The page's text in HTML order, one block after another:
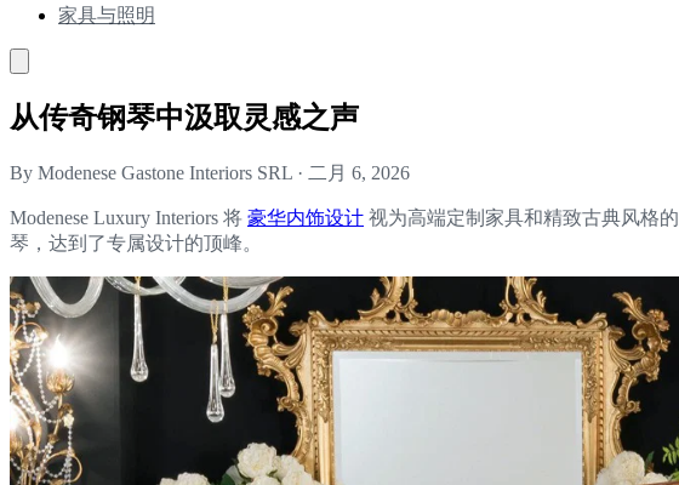
家具与照明
从传奇钢琴中汲取灵感之声
By Modenese Gastone Interiors SRL · 二月 6, 2026
Modenese Luxury Interiors 将 豪华内饰设计 视为高端定制家具和精致古典风格
琴，达到了专属设计的顶峰。